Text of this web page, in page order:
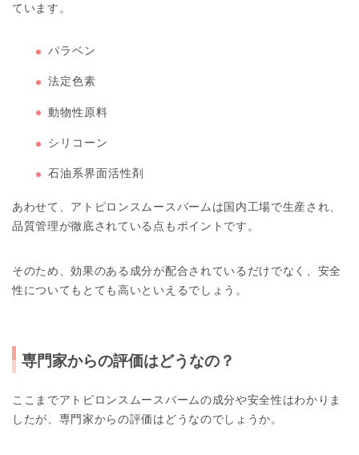
ています。
パラベン
法定色素
動物性原料
シリコーン
石油系界面活性剤
あわせて、アトピロンスムースバームは国内工場で生産され、
品質管理が徹底されている点もポイントです。
そのため、効果のある成分が配合されているだけでなく、安全
性についてもとても高いといえるでしょう。
専門家からの評価はどうなの ？
ここまでアトピロンスムースバームの成分や安全性はわかりま
したが、専門家からの評価はどうなのでしょうか。